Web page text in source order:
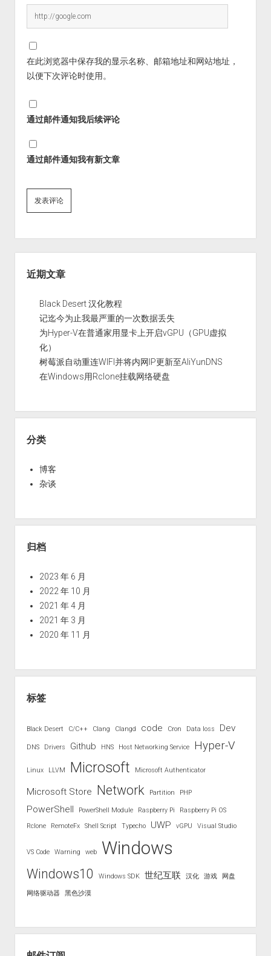
在此浏览器中保存我的显示名称、邮箱地址和网站地址，
以便下次评论时使用。
通过邮件通知我后续评论
通过邮件通知我有新文章
近期文章
Black Desert 汉化教程
记迄今为止我最严重的一次数据丢失
为Hyper-V在普通家用显卡上开启vGPU（GPU虚拟
化）
树莓派自动重连WIFI并将内网IP更新至AliYunDNS
在Windows用Rclone挂载网络硬盘
分类
博客
杂谈
归档
2023 年 6 月
2022 年 10 月
2021 年 4 月
2021 年 3 月
2020 年 11 月
标签
Black Desert C/C++ Clang Clangd code Cron Data loss Dev
DNS Drivers Github HNS Host Networking Service Hyper-V
Linux LLVM Microsoft Microsoft Authenticator
Microsoft Store Network Partition PHP
PowerShell PowerShell Module Raspberry Pi
Raspberry Pi OS
Rclone
RemoteFx Shell Script Typecho UWP vGPU Visual Studio
VS Code Warning web Windows
Windows10 Windows SDK 世纪互联 汉化 游戏 网盘
网络驱动器 黑色沙漠